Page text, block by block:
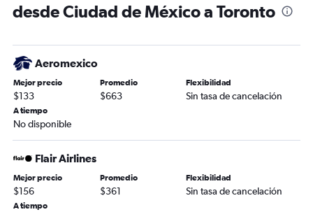
desde Ciudad de México a Toronto
Aeromexico
Mejor precio
$133
Promedio
$663
Flexibilidad
Sin tasa de cancelación
A tiempo
No disponible
Flair Airlines
Mejor precio
$156
Promedio
$361
Flexibilidad
Sin tasa de cancelación
A tiempo